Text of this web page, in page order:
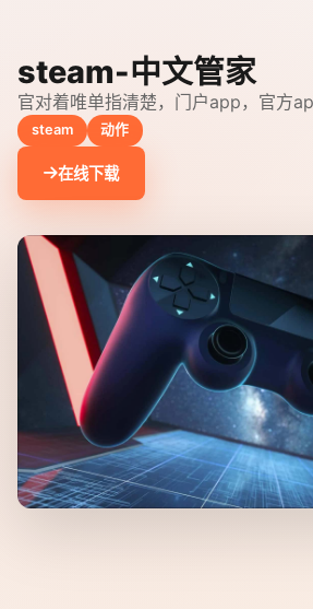
steam-中文管家
官对着唯单指清楚，门户app，官方
steam 动作
在线下载